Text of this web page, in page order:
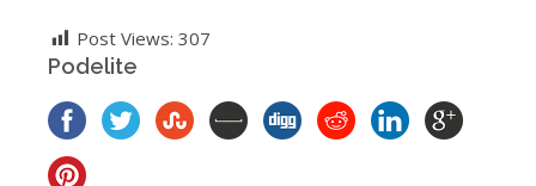
Post Views: 307
Podelite